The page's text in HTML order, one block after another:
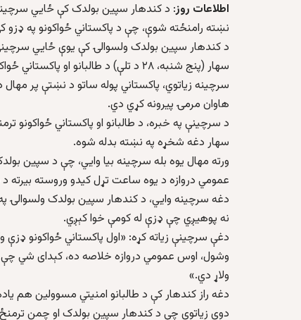
اطلاعات روز: د کندهار سپین بولدک کې ځایي سرچینې
نښته رامنځته شوې، چې د پاکستاني ځواکونو په
د کندهار سپین بولدک ولسوالۍ کې یوې ځایي
سهار (پنج شنبه، ۲۸ د تلې) د طالبانو او پاکستاني ځواکونو ترمنځ شوې، خو وایي، د مرګ ژوبلې په اړه کره معلومات نه لري.
سرچينه زياتوي، پاکستاني پوله ساتو د نښتې پر
هاوان مرمۍ پيرونه کړي دي.
د سرچینې په خبره، د طالبانو او پاکستاني
سهار دغه شخړه په نښته بدله شوه.
ورته مهال یوه بله سرچینه بیا وایي، چې د سپين
عمومي دروازه د يوه ساعت تړل کیدو وروسته بیرته د
دغه سرچينه وايي، د کندهار سپين بولدک
نه پوهیږي چې ډزې له کومې خوا کېږي.
دغې سرچينې زياته کړه: «اول پاکستاني ځواکونو
وشول، اوس عمومي دروازه خلاصه ده، کېدای شي چې
ولاړ دي.»
دغه راز کندهار کې د طالبانو امنيتي مسوولين هم
دوی زياتوي چې د کندهار سپين بولدک او چمن